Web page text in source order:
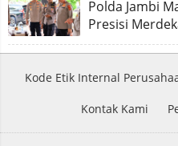
Polda Jambi
Presisi
Floor Game
Kode Etik Internal
Kontak Kami